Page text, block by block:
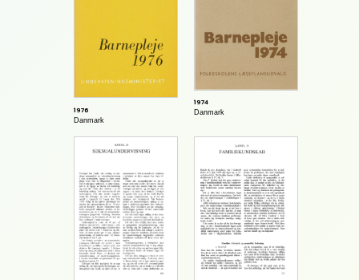
1976
Danmark
1974
Danmark